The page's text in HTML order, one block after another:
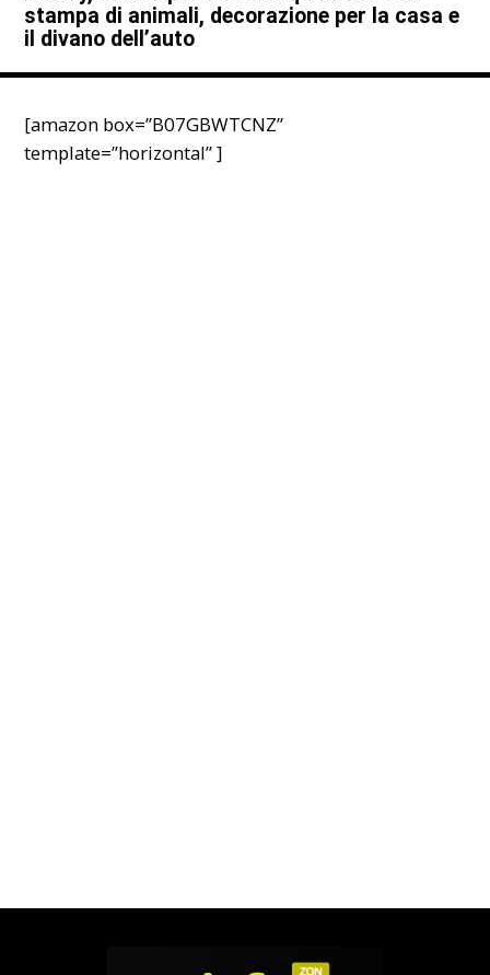
stampa di animali, decorazione per la casa e
il divano dell’auto
[amazon box=”B07GBWTCNZ”
template=”horizontal” ]